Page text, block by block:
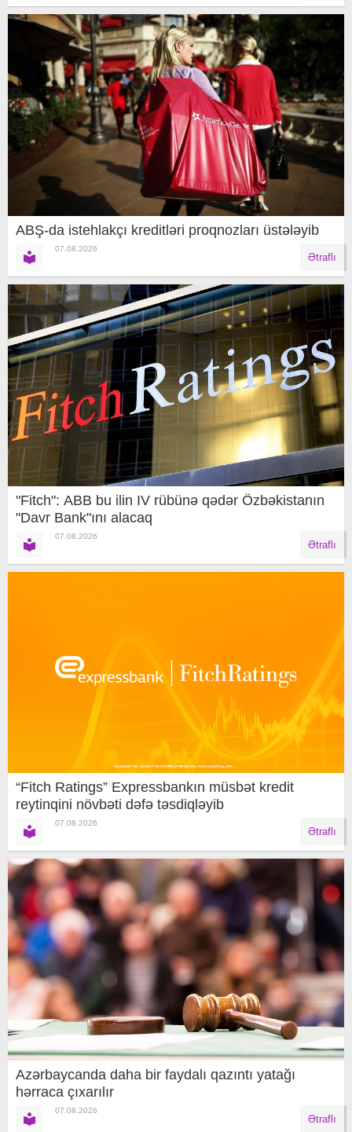
ABŞ-da istehlakçı kreditləri proqnozları üstələyib
07.08.2026
Ətraflı
"Fitch": ABB bu ilin IV rübünə qədər Özbəkistanın
"Davr Bank"ını alacaq
07.08.2026
Ətraflı
“Fitch Ratings” Expressbankın müsbət kredit
reytinqini növbəti dəfə təsdiqləyib
07.08.2026
Ətraflı
Azərbaycanda daha bir faydalı qazıntı yatağı
hərraca çıxarılır
07.08.2026
Ətraflı